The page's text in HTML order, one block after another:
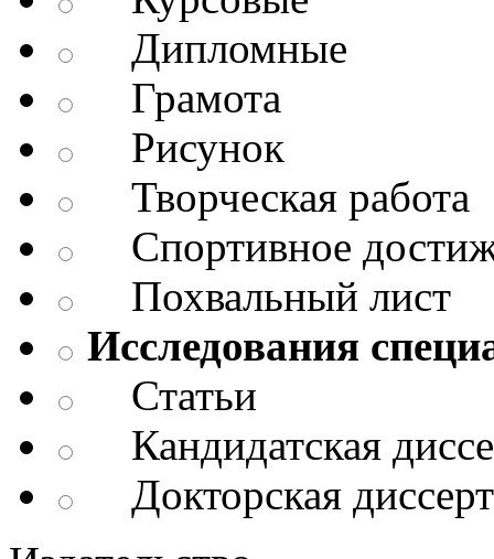
Дипломные
Грамота
Рисунок
Творческая работа
Спортивное
Похвальный лист
Исследования
Статьи
Кандидатская
Докторская